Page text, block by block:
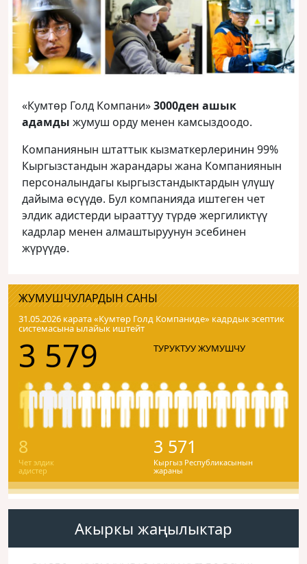
«Кумтөр Голд Компани»3000ден ашык
адамды жумуш орду менен камсыздоодо.
Компаниянын штаттык кызматкерлеринин 99%
Кыргызстандын жарандары жана Компаниянын
персоналындагы кыргызстандыктардын үлүшү
дайыма өсүүдө. Бул компанияда иштеген чет
элдик адистерди ырааттуу түрдө жергиликтүү
кадрлар менен алмаштыруунун эсебинен
жүрүүдө.
ЖУМУШЧУЛАРДЫН САНЫ
31.05.2026 карата «Кумтɵр Голд Компаниде» кадрдык эсептик
системасына ылайык иштейт
3 579 ТУРУКТУУ ЖУМУШЧУ
8
Чет элдик
адистер
3 571
Кыргыз Республикасынын
жараны
Акыркы жаңылыктар